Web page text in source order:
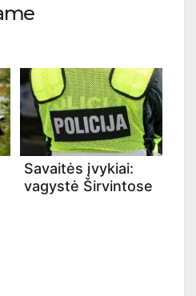
Savaitės įvykiai:
vagystė Širvintose